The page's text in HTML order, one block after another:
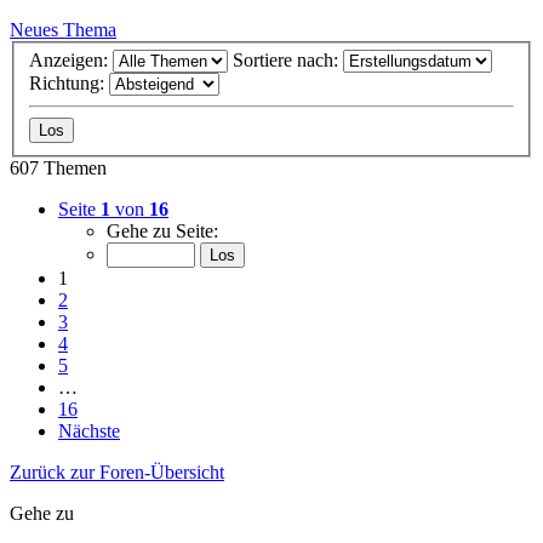
Neues Thema
Anzeigen:
Sortiere nach:
Richtung:
607 Themen
Seite 1 von 16
Gehe zu Seite:
1
2
3
4
5
…
16
Nächste
Zurück zur Foren-Übersicht
Gehe zu